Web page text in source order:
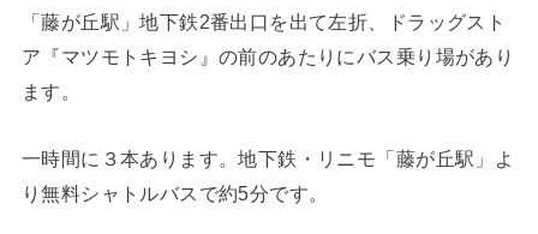
「藤が丘駅」地下鉄2番出口を出て左折、ドラッグスト
ア『マツモトキヨシ』の前のあたりにバス乗り場があり
ます。
一時間に３本あります。地下鉄・リニモ「藤が丘駅」よ
り無料シャトルバスで約5分です。